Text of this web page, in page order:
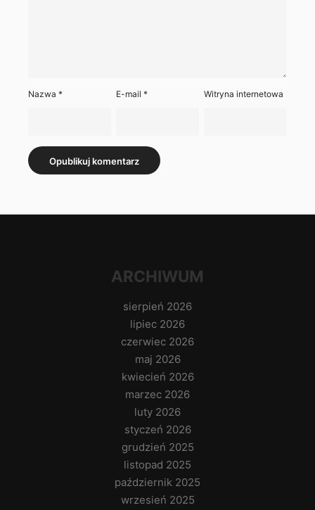
Nazwa * E-mail* Witryna internetowa
ARCHIWUM
sierpień 2026
lipiec 2026
czerwiec 2026
maj 2026
kwiecień 2026
marzec 2026
luty 2026
styczeń 2026
grudzień 2025
listopad 2025
październik 2025
wrzesień 2025